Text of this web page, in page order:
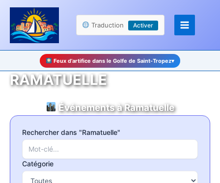
Panneau de gestion des cookies
Aller
contenu
Traduction Activer
Feux d’artifice dans le Golfe de Saint-Tropez▾
RAMATUELLE
Événements à Ramatuelle
Rechercher dans "Ramatuelle"
Catégorie